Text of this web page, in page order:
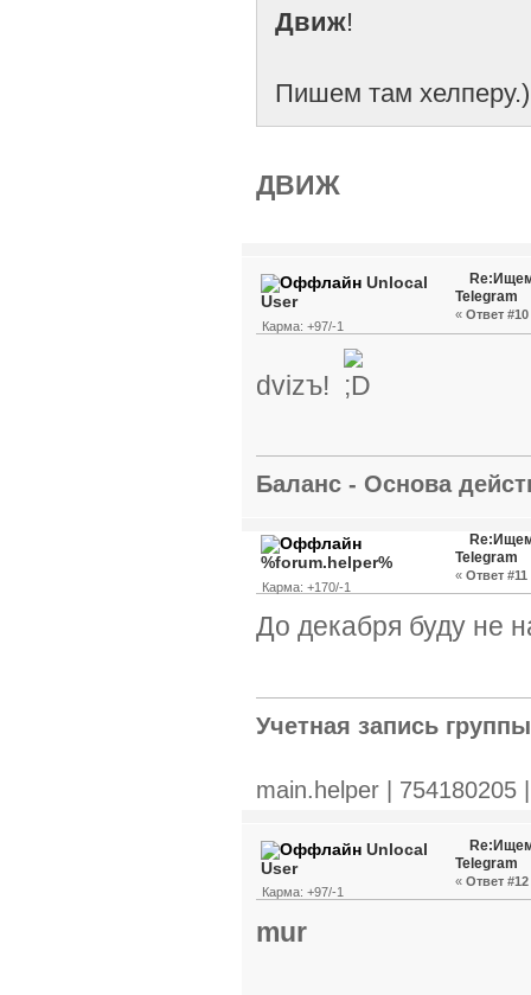
Движ!
Пишем там хелперу.)
ДВИЖ
Unlocal
User
Карма: +97/-1
Telegram
« Ответ
dvizъ!
Баланс - Основа
%forum.helper%
Карма: +170/-1
Telegram
« Ответ #11
До декабря буду не
Учетная запись
main.helper |
Unlocal
User
Карма: +97/-1
Telegram
« Ответ
mur